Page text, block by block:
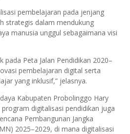
pembelajaran pada jenjang
strategis dalam mendukung
manusia unggul sebagaimana visi
pada Peta Jalan Pendidikan 2020–
pembelajaran digital serta
yang inklusif,” jelasnya.
Kabupaten Probolinggo Hary
digitalisasi pendidikan juga
Pembangunan Jangka
2025–2029, di mana digitalisasi